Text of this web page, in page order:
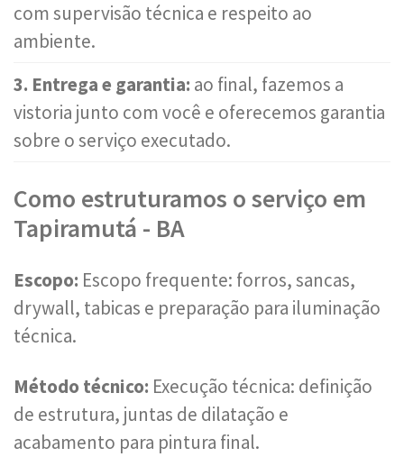
com supervisão técnica e respeito ao
ambiente.
3. Entrega e garantia: ao final, fazemos a
vistoria junto com você e oferecemos garantia
sobre o serviço executado.
Como estruturamos o serviço em
Tapiramutá - BA
Escopo: Escopo frequente: forros, sancas,
drywall, tabicas e preparação para iluminação
técnica.
Método técnico: Execução técnica: definição
de estrutura, juntas de dilatação e
acabamento para pintura final.